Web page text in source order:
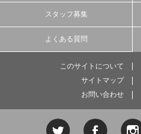
スタッフ募集
よくある質問
このサイトについて
サイトマップ
お問い合わせ